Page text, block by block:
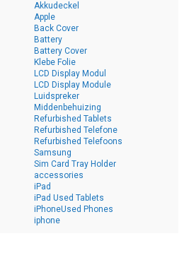
Akkudeckel
Apple
Back Cover
Battery
Battery Cover
Klebe Folie
LCD Display Modul
LCD Display Module
Luidspreker
Middenbehuizing
Refurbished Tablets
Refurbished Telefone
Refurbished Telefoons
Samsung
Sim Card Tray Holder
accessories
iPad
iPad Used Tablets
iPhoneUsed Phones
iphone